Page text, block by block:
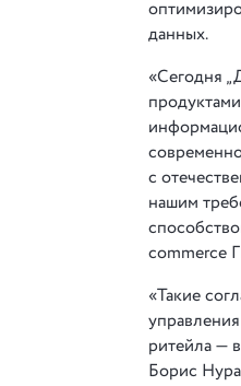
данных.
«Сегодня
с
нашим
commerce
«Такие
ритейла —
Борис